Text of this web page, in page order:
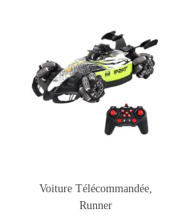
Camion Transporteur Cars
avec Voitures de Course